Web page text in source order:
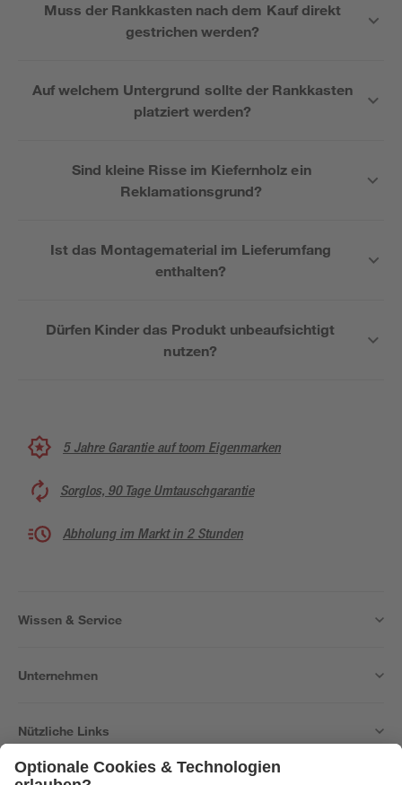
Muss der Rankkasten nach dem Kauf direkt
gestrichen werden?
Auf welchem Untergrund sollte der Rankkasten
platziert werden?
Sind kleine Risse im Kiefernholz ein
Reklamationsgrund?
Ist das Montagematerial im Lieferumfang
enthalten?
Dürfen Kinder das Produkt unbeaufsichtigt
nutzen?
5 Jahre Garantie auf toom Eigenmarken
Sorglos, 90 Tage Umtauschgarantie
Abholung im Markt in 2 Stunden
Wissen & Service
Unternehmen
Nützliche Links